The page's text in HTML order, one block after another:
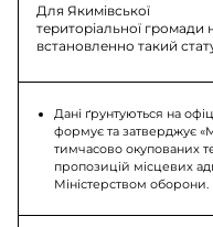
Для Якимівської
територіальної громади
встановленно такий
Дані ґрунтуються на
формує та затверджує
тимчасово окупованих
пропозицій місцевих
Міністерством оборони.